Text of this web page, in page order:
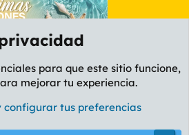
AMARILLO
para que este sitio funcione,
mejorar tu experiencia.
configurar tus preferencias